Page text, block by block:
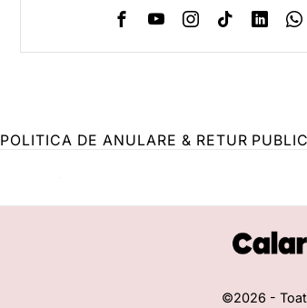
POLITICA DE ANULARE & RETUR
©2026 -